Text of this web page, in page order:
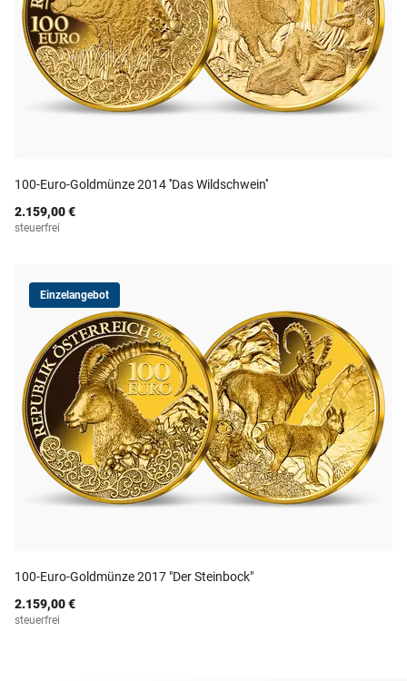
100-Euro-Goldmünze 2014 ''Das Wildschwein''
2.159,00 €
steuerfrei
Einzelangebot
100-Euro-Goldmünze 2017 "Der Steinbock"
2.159,00 €
steuerfrei